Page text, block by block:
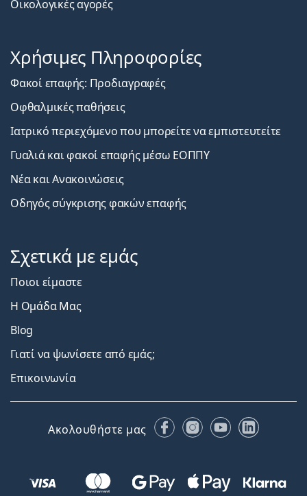
Οικολογικές αγορές
Χρήσιμες Πληροφορίες
Φακοί επαφής: Προδιαγραφές
Οφθαλμικές παθήσεις
Ιατρικό περιεχόμενο που μπορείτε να εμπιστευτείτε
Γυαλιά και φακοί επαφής μέσω ΕΟΠΠΥ
Νέα και Ανακοινώσεις
Οδηγός σύγκρισης φακών επαφής
Σχετικά με εμάς
Ποιοι είμαστε
Η Ομάδα Μας
Blog
Γιατί να ψωνίσετε από εμάς;
Επικοινωνία
Ακολουθήστε μας FacebookInstagram
YouTubeLinkedIn